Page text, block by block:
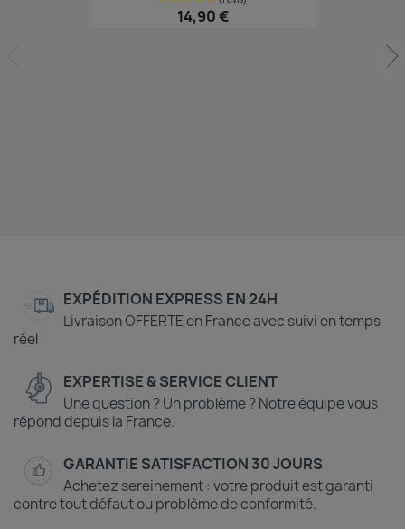
14,90 €
EXPÉDITION EXPRESS EN 24H
Livraison OFFERTE en France avec suivi en temps
réel
EXPERTISE & SERVICE CLIENT
Une question ? Un problème ? Notre équipe vous
répond depuis la France.
GARANTIE SATISFACTION 30 JOURS
Achetez sereinement : votre produit est garanti
contre tout défaut ou problème de conformité.